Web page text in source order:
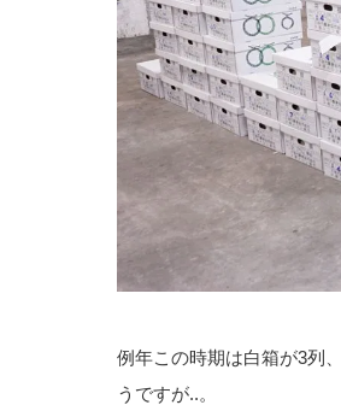
例年この時期は白箱が3列
うですが..。